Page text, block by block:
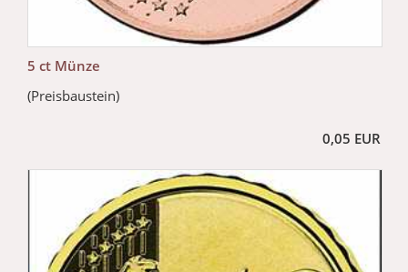
5 ct Münze
(Preisbaustein)
0,05 EUR